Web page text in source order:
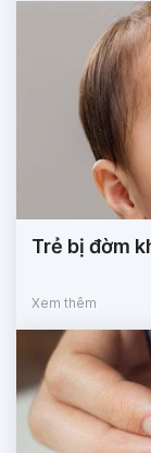
Trẻ bị đờm
Xem thêm